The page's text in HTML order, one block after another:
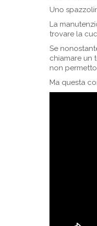
Uno
La
trovare la
Se
chiamare un
non
Ma questa